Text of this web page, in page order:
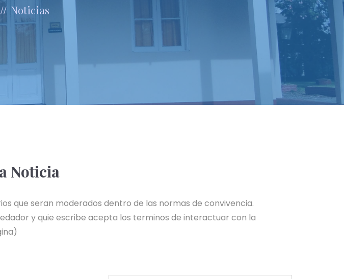
// Noticias
Noticia
que seran moderados dentro de las normas de convivencia.
y quie escribe acepta los terminos de interactuar con la